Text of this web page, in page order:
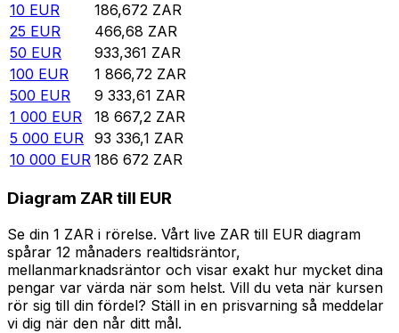
10 EUR 186,672 ZAR
25 EUR 466,68 ZAR
50 EUR 933,361 ZAR
100 EUR 1 866,72 ZAR
500 EUR 9 333,61 ZAR
1 000 EUR 18 667,2 ZAR
5 000 EUR 93 336,1 ZAR
10 000 EUR 186 672 ZAR
Diagram ZAR till EUR
Se din 1 ZAR i rörelse. Vårt live ZAR till EUR diagram
spårar 12 månaders realtidsräntor,
mellanmarknadsräntor och visar exakt hur mycket dina
pengar var värda när som helst. Vill du veta när kursen
rör sig till din fördel? Ställ in en prisvarning så meddelar
vi dig när den når ditt mål.